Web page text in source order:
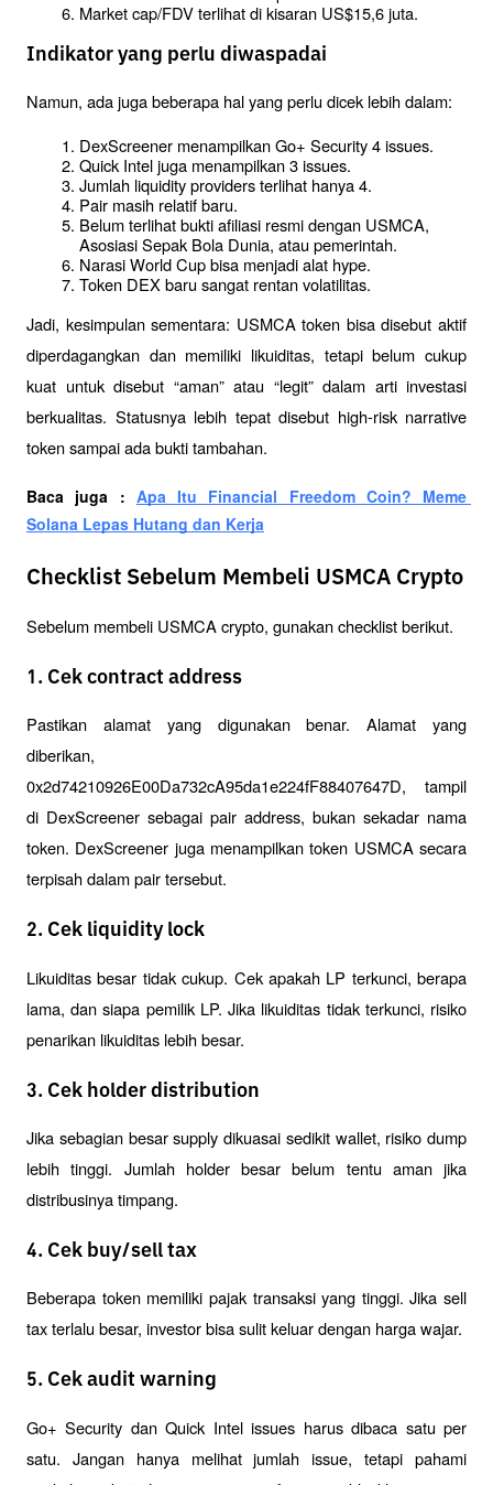
Market cap/FDV terlihat di kisaran US$15,6 juta.
Indikator yang perlu diwaspadai
Namun, ada juga beberapa hal yang perlu dicek lebih dalam:
DexScreener menampilkan Go+ Security 4 issues.
Quick Intel juga menampilkan 3 issues.
Jumlah liquidity providers terlihat hanya 4.
Pair masih relatif baru.
Belum terlihat bukti afiliasi resmi dengan USMCA,
Asosiasi Sepak Bola Dunia, atau pemerintah.
Narasi World Cup bisa menjadi alat hype.
Token DEX baru sangat rentan volatilitas.
Jadi, kesimpulan sementara: USMCA token bisa disebut aktif
diperdagangkan dan memiliki likuiditas, tetapi belum cukup
kuat untuk disebut “aman” atau “legit” dalam arti investasi
berkualitas. Statusnya lebih tepat disebut high-risk narrative
token sampai ada bukti tambahan.
Baca juga : Apa Itu Financial Freedom Coin? Meme
Solana Lepas Hutang dan Kerja
Checklist Sebelum Membeli USMCA Crypto
Sebelum membeli USMCA crypto, gunakan checklist berikut.
1. Cek contract address
Pastikan alamat yang digunakan benar. Alamat yang
diberikan,
0x2d74210926E00Da732cA95da1e224fF88407647D, tampil
di DexScreener sebagai pair address, bukan sekadar nama
token. DexScreener juga menampilkan token USMCA secara
terpisah dalam pair tersebut.
2. Cek liquidity lock
Likuiditas besar tidak cukup. Cek apakah LP terkunci, berapa
lama, dan siapa pemilik LP. Jika likuiditas tidak terkunci, risiko
penarikan likuiditas lebih besar.
3. Cek holder distribution
Jika sebagian besar supply dikuasai sedikit wallet, risiko dump
lebih tinggi. Jumlah holder besar belum tentu aman jika
distribusinya timpang.
4. Cek buy/sell tax
Beberapa token memiliki pajak transaksi yang tinggi. Jika sell
tax terlalu besar, investor bisa sulit keluar dengan harga wajar.
5. Cek audit warning
Go+ Security dan Quick Intel issues harus dibaca satu per
satu. Jangan hanya melihat jumlah issue, tetapi pahami